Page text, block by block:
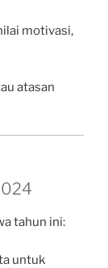
motivasi,
atasan
tahun ini:
untuk